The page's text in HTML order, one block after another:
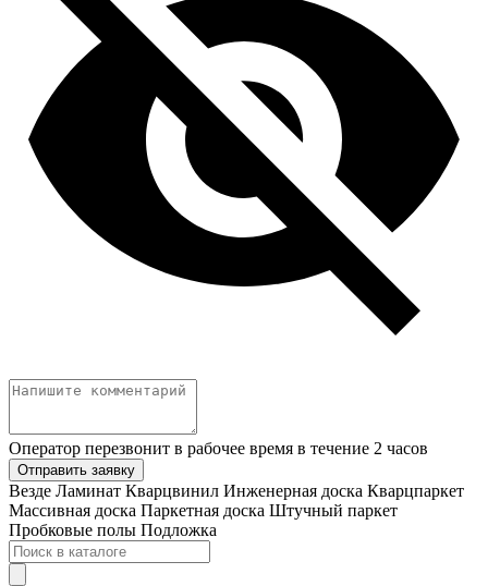
Оператор перезвонит в рабочее время в течение 2 часов
Отправить заявку
Везде Ламинат Кварцвинил Инженерная доска Кварцпаркет
Массивная доска Паркетная доска Штучный паркет
Пробковые полы Подложка